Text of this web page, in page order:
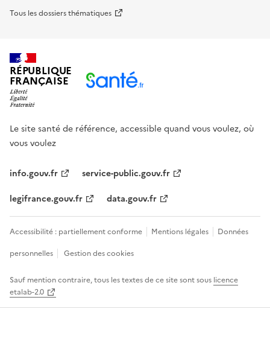
Tous les dossiers thématiques
RÉPUBLIQUE
FRANÇAISE
Le site santé de référence, accessible quand vous voulez, où
vous voulez
info.gouv.fr
service-public.gouv.fr
legifrance.gouv.fr
data.gouv.fr
Accessibilité : partiellement conforme Mentions légales
Données
personnelles
Gestion des cookies
Sauf mention contraire, tous les textes de ce site sont sous licence
etalab-2.0